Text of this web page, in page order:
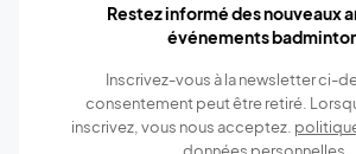
Restez informé des nouveaux
événements
Inscrivez-vous à la newsletter ci-
consentement peut être retiré.
inscrivez, vous nous acceptez.